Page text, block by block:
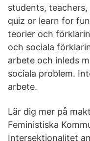
students,
quiz or learn for
teorier och
och sociala
arbete och inleds
sociala problem.
arbete.
Lär dig mer på
Feministiska
Intersektionalitet